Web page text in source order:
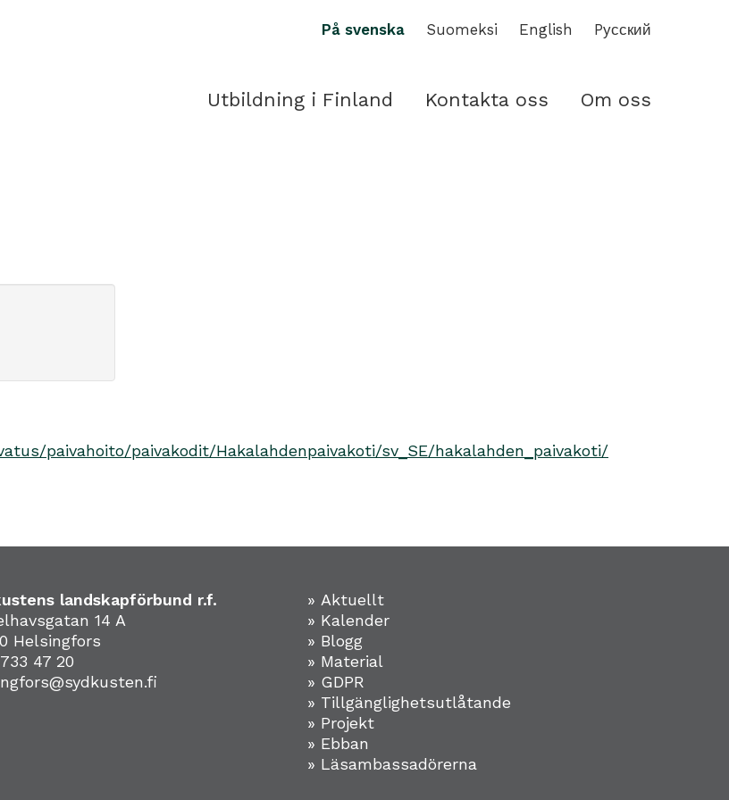
På svenska Suomeksi English Pусский
Utbildning i Finland Kontakta oss Om oss
paivahoito/paivakodit/Hakalahdenpaivakoti/sv_SE/hakalahden_paivakoti/
landskapförbund r.f.
14 A
Helsingfors
47 20
» Aktuellt
» Kalender
» Blogg
» Material
» GDPR
» Tillgänglighetsutlåtande
» Projekt
» Ebban
» Läsambassadörerna